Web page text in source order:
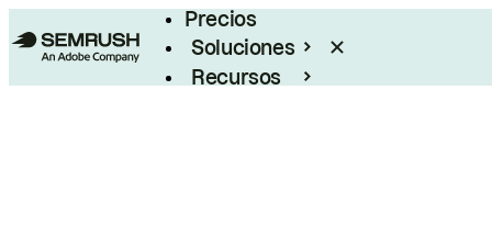
Precios
Soluciones
Recursos